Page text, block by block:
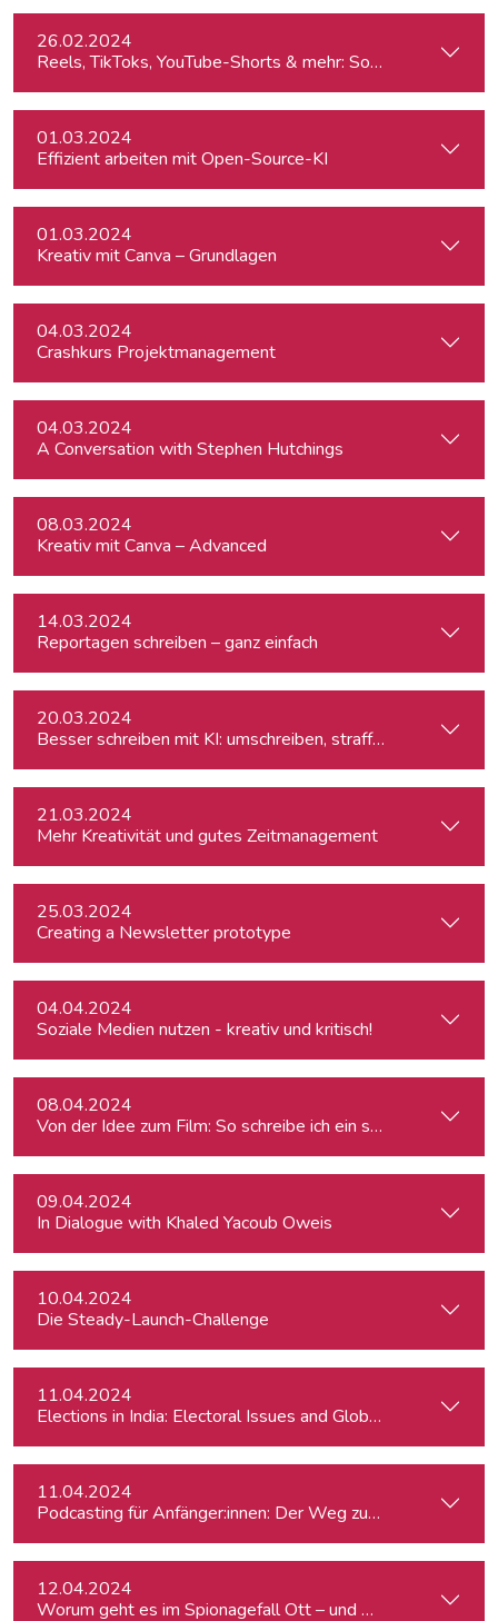
26.02.2024
Reels, TikToks, YouTube-Shorts & mehr: Social Media-
01.03.2024
Effizient arbeiten mit Open-Source-KI
01.03.2024
Kreativ mit Canva – Grundlagen
04.03.2024
Crashkurs Projektmanagement
04.03.2024
A Conversation with Stephen Hutchings
08.03.2024
Kreativ mit Canva – Advanced
14.03.2024
Reportagen schreiben – ganz einfach
20.03.2024
Besser schreiben mit KI: umschreiben, straffen, redigieren
21.03.2024
Mehr Kreativität und gutes Zeitmanagement
25.03.2024
Creating a Newsletter prototype
04.04.2024
Soziale Medien nutzen - kreativ und kritisch!
08.04.2024
Von der Idee zum Film: So schreibe ich ein schlüssiges
09.04.2024
In Dialogue with Khaled Yacoub Oweis
10.04.2024
Die Steady-Launch-Challenge
11.04.2024
Elections in India: Electoral Issues and Global Ambitions
11.04.2024
Podcasting für Anfänger:innen: Der Weg zum eigenen
12.04.2024
Worum geht es im Spionagefall Ott – und wie reagiert die